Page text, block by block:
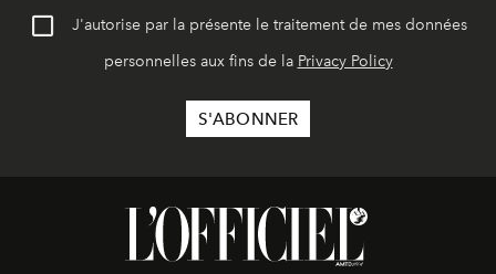
J'autorise par la présente le traitement de mes données
personnelles aux fins de la Privacy Policy